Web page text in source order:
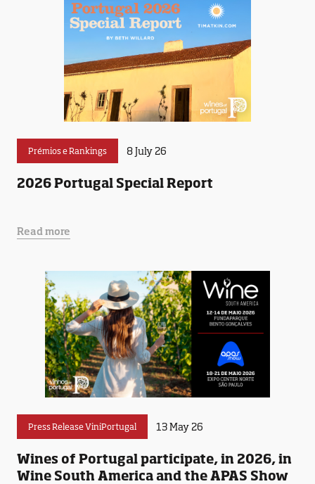
Prémios e Rankings 8 July 26
2026 Portugal Special Report
Read more
Press Release ViniPortugal 13 May 26
Wines of Portugal participate, in 2026, in
Wine South America and the APAS Show